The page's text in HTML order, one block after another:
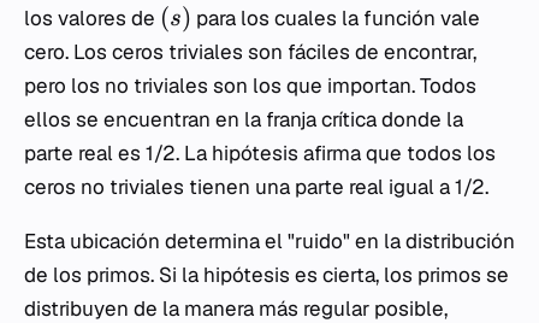
los valores de (s) para los cuales la función vale
cero. Los ceros triviales son fáciles de encontrar,
pero los no triviales son los que importan. Todos
ellos se encuentran en la franja crítica donde la
parte real es 1/2. La hipótesis afirma que todos los
ceros no triviales tienen una parte real igual a 1/2.
Esta ubicación determina el "ruido" en la distribución
de los primos. Si la hipótesis es cierta, los primos se
distribuyen de la manera más regular posible,